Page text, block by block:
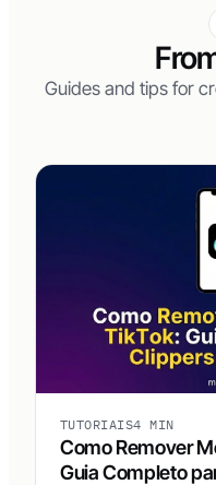
Guides and tips for
TUTORIAIS4 MIN
Como Remover
Guia Completo